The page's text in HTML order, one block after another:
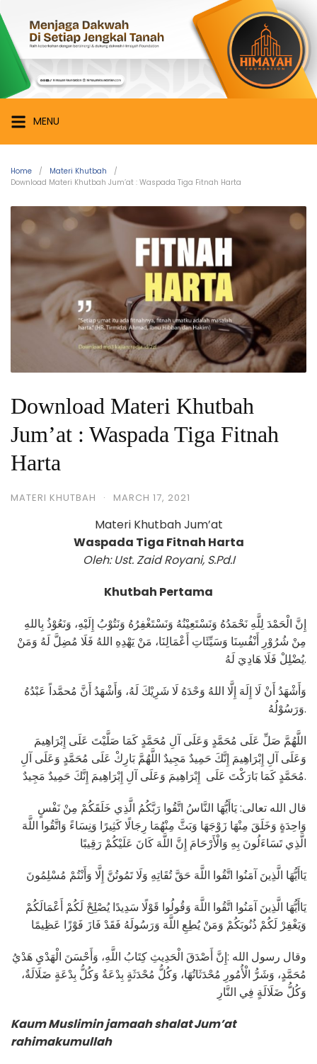
to
content
Himayah
Foundation
Menjaga
Dakwah
di
Setiap
Jengkal
MENU
Home
Materi Khutbah
Download Materi Khutbah Jum’at : Waspada Tiga Fitnah Harta
Download Materi Khutbah
Jum’at : Waspada Tiga Fitnah
Harta
MATERI KHUTBAH · MARCH 17, 2021
Materi Khutbah Jum’at
Waspada Tiga Fitnah Harta
Oleh: Ust. Zaid Royani, S.Pd.I
Khutbah Pertama
إِنَّ الْحَمْدَ لِلَّهِ نَحْمَدُهُ وَنَسْتَعِيْنُهُ وَنَسْتَغْفِرُهُ وَنَتُوْبُ إِلَيْهِ، وَنَعُوْذُ بِاللهِ
مِنْ شُرُوْرِ أَنْفُسِنَا وَسَيِّئَاتِ أَعْمَالِنَا، مَنْ يَهْدِهِ اللهُ فَلَا مُضِلَّ لَهُ وَمَنْ
يُضْلِلْ فَلَا هَادِيَ لَهُ.
وَأَشْهَدُ أَنْ لَا إِلَهَ إِلَّا اللهُ وَحْدَهُ لَا شَرِيْكَ لَهُ، وَأَشْهَدُ أَنَّ مُحمَّداً عَبْدُهُ
وَرَسُوْلُهُ.
اللَّهُمَّ صَلِّ عَلَى مُحَمَّدٍ وَعَلَى آلِ مُحَمَّدٍ كَمَا صَلَّيْتَ عَلَى إِبْرَاهِيمَ
وَعَلَى آلِ إِبْرَاهِيمَ إِنَّكَ حَمِيدٌ مَجِيدٌ اللَّهُمَّ بَارِكْ عَلَى مُحَمَّدٍ وَعَلَى آلِ
مُحَمَّدٍ كَمَا بَارَكْتَ عَلَى إِبْرَاهِيمَ وَعَلَى آلِ إِبْرَاهِيمَ إِنَّكَ حَمِيدٌ مَجِيدٌ.
قال الله تعالى: يَاأَيُّهَا النَّاسُ اتَّقُوا رَبَّكُمُ الَّذِي خَلَقَكُمْ مِنْ نَفْسٍ
وَاحِدَةٍ وَخَلَقَ مِنْهَا زَوْجَهَا وَبَثَّ مِنْهُمَا رِجَالًا كَثِيرًا وَنِسَاءً وَاتَّقُوا اللَّهَ
الَّذِي تَسَاءَلُونَ بِهِ وَالْأَرْحَامَ إِنَّ اللَّهَ كَانَ عَلَيْكُمْ رَقِيبًا
يَاأَيُّهَا الَّذِينَ آمَنُوا اتَّقُوا اللَّهَ حَقَّ تُقَاتِهِ وَلَا تَمُوتُنَّ إِلَّا وَأَنْتُمْ مُسْلِمُونَ
يَاأَيُّهَا الَّذِينَ آمَنُوا اتَّقُوا اللَّهَ وَقُولُوا قَوْلًا سَدِيدًا يُصْلِحْ لَكُمْ أَعْمَالَكُمْ
وَيَغْفِرْ لَكُمْ ذُنُوبَكُمْ وَمَنْ يُطِعِ اللَّهَ وَرَسُولَهُ فَقَدْ فَازَ فَوْزًا عَظِيمًا
وقال رسول الله :إِنَّ أَصْدَقَ الْحَدِيثِ كِتَابُ اللَّهِ، وَأَحْسَنَ الْهَدْيِ هَدْيُ
مُحَمَّدٍ، وَشَرُّ الْأُمُورِ مُحْدَثَاتُهَا، وَكُلُّ مُحْدَثَةٍ بِدْعَةٌ وَكُلُّ بِدْعَةٍ ضَلَالَةٌ،
وَكُلُّ ضَلَالَةٍ فِي النَّارِ
Kaum Muslimin jamaah shalat Jum’at
rahimakumullah